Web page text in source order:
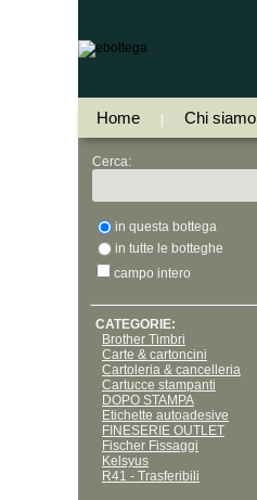
Home Chi siamo
Cerca:
in questa bottega
in tutte le botteghe
campo intero
CATEGORIE:
Brother Timbri
Carte & cartoncini
Cartoleria & cancelleria
Cartucce stampanti
DOPO STAMPA
Etichette autoadesive
FINESERIE OUTLET
Fischer Fissaggi
Kelsyus
R41 - Trasferibili